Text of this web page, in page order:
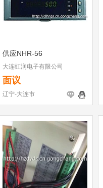
供应NHR-56
大连虹润电子有限公司
面议
辽宁-大连市